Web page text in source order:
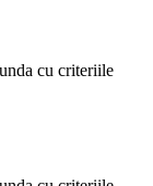
cu criteriile